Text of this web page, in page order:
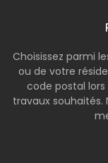
Choisissez parmi
ou de votre
code postal
travaux